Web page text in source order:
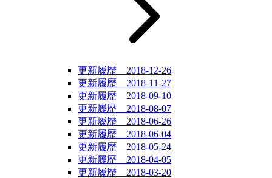
更新履歴 2018-12-26
更新履歴 2018-11-27
更新履歴 2018-09-10
更新履歴 2018-08-07
更新履歴 2018-06-26
更新履歴 2018-06-04
更新履歴 2018-05-24
更新履歴 2018-04-05
更新履歴 2018-03-20